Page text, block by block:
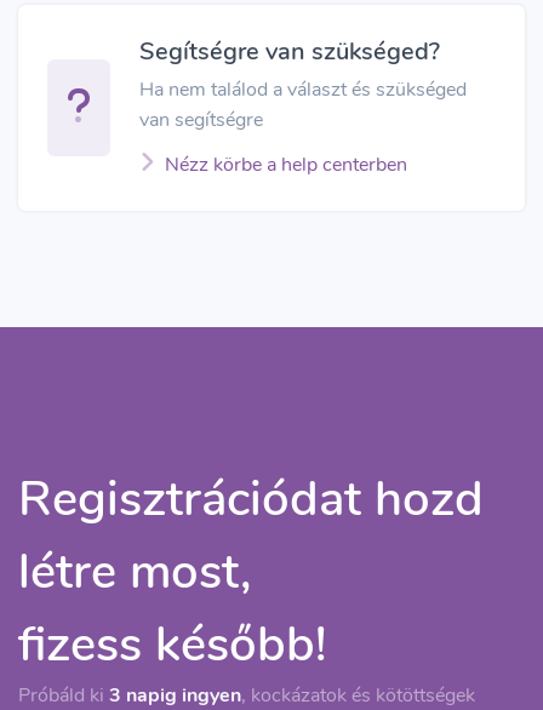
Segítségre van szükséged?
Ha nem találod a választ és szükséged
van segítségre
Nézz körbe a help centerben
Regisztrációdat hozd
létre most,
fizess később!
Próbáld ki 3 napig ingyen, kockázatok és kötöttségek